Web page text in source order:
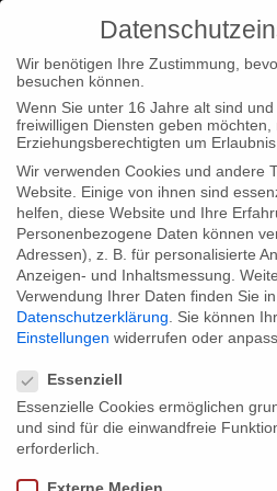
Home Loc Loc|Home
December 5 at Hackesche Höfe
Special
December 5 at
One year ago, Nelson Mandela
there will be a special screening of
Wir benötigen Ihre Zustimmung,
besuchen können.
Wenn Sie unter 16 Jahre alt sind
freiwilligen Diensten geben möchten,
Erziehungsberechtigten um
Wir verwenden Cookies und andere
Website. Einige von ihnen sind
helfen, diese Website und Ihre
Personenbezogene Daten können
Adressen), z. B. für personalisierte
Anzeigen- und Inhaltsmessung.
Verwendung Ihrer Daten finden Sie
Datenschutzerklärung
Sie können
Einstellungen widerrufen oder
Essenziell
Essenzielle Cookies ermöglichen
und sind für die einwandfreie
erforderlich.